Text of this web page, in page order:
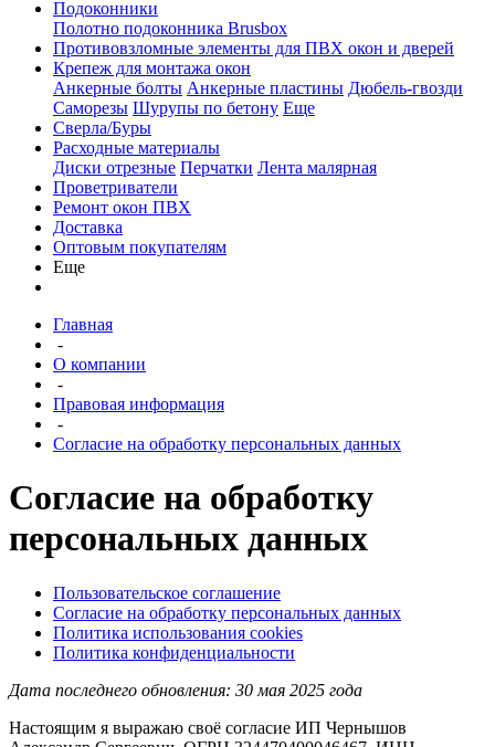
Подоконники
Полотно подоконника Brusbox
Противовзломные элементы для ПВХ окон и дверей
Крепеж для монтажа окон
Анкерные болты Анкерные пластины Дюбель-гвозди
Саморезы Шурупы по бетону Еще
Сверла/Буры
Расходные материалы
Диски отрезные Перчатки Лента малярная
Проветриватели
Ремонт окон ПВХ
Доставка
Оптовым покупателям
Еще
Главная
-
О компании
-
Правовая информация
-
Согласие на обработку персональных данных
Согласие на обработку
персональных данных
Пользовательское соглашение
Согласие на обработку персональных данных
Политика использования cookies
Политика конфиденциальности
Дата последнего обновления: 30 мая 2025 года
Настоящим я выражаю своё согласие ИП Чернышов